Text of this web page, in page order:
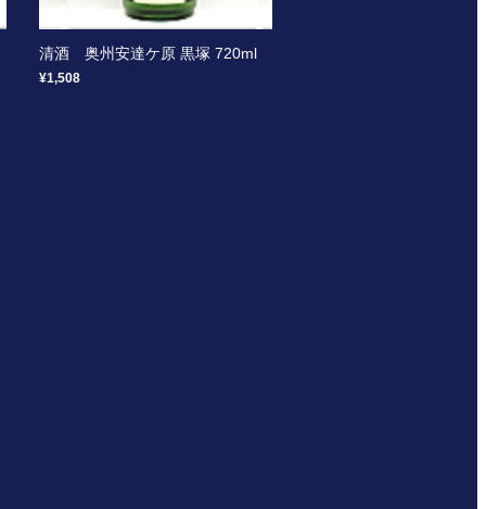
清酒 奥州安達ケ原 黒塚 720ml
¥1,508